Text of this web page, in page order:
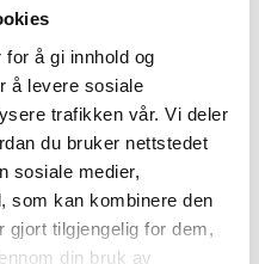
å gi innhold og
å levere sosiale
trafikken vår. Vi deler
du bruker nettstedet
sosiale medier,
som kan kombinere den
gjort tilgjengelig for dem,
din bruk av
på en bærekraftig
og miljø.
vin, brennevin, øl og
Derfor arbeider vi
innføre
redusere
prosesser rundt
innebærer spesifikt